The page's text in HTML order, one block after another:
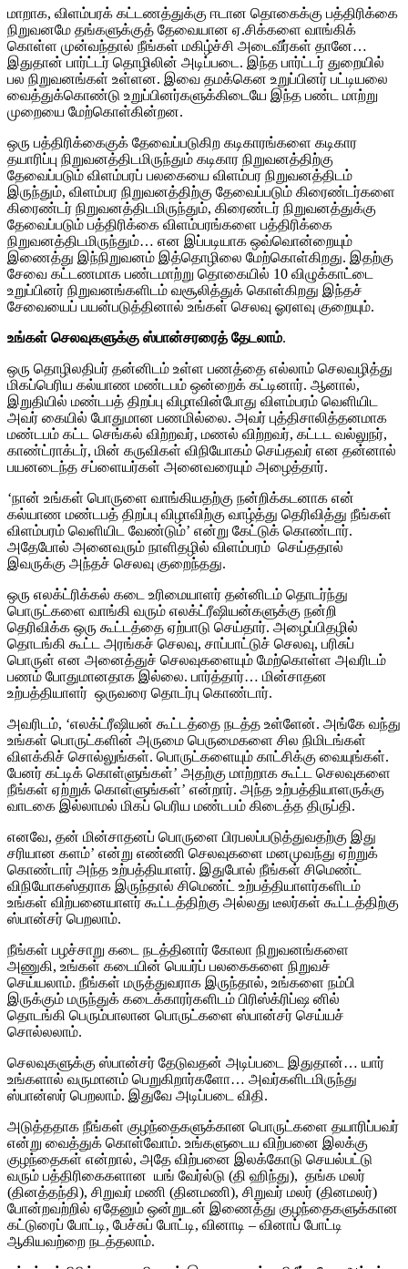
மாறாக, விளம்பரக் கட்டணத்துக்கு ஈடான தொகைக்கு பத்திரிக்கை
நிறுவனமே தங்களுக்குத் தேவையான ஏ.சிக்களை வாங்கிக்
கொள்ள முன்வந்தால் நீங்கள் மகிழ்ச்சி அடைவீர்கள் தானே…
இதுதான் பார்ட்டர் தொழிலின் அடிப்படை . இந்த பார்ட்டர் துறையில்
பல நிறுவனங்கள் உள்ளன. இவை தமக்கென உறுப்பினர் பட்டியலை
வைத்துக்கொண்டு உறுப்பினர்களுக்கிடையே இந்த பண்ட
மாற்று
முறையை மேற்கொள்கின்றன.
ஒரு பத்திரிக்கைகுக் தேவைப்படுகிற கடிகாரங்களை கடிகார
தயாரிப்பு நிறுவனத்திடமிருந்தும் கடிகார நிறுவனத்திற்கு
தேவைப்படும் விளம்பரப் பலகையை விளம்பர நிறுவனத்திடம்
இருந்தும், விளம்பர நிறுவனத்திற்கு தேவைப்படும் கிரைண்டர்களை
கிரைண்டர் நிறுவனத்திடமிருந்தும், கிரைண்டர் நிறுவனத்துக்கு
தேவைப்படும் பத்திரிக்கை விளம்பரங்களை பத்திரிக்கை
நிறுவனத்திடமிருந்தும்… என இப்படியாக ஒவ்வொன்றையும்
இணைத்து இந்நிறுவனம் இத்தொழிலை மேற்கொள்கிறது. இதற்கு
சேவை கட்டணமாக பண்டமாற்று தொகையில் 10 விழுக்காட்டை
உறுப்பினர் நிறுவனங்களிடம் வசூலித்துக் கொள்கிறது இந்தச்
சேவையைப் பயன்படுத்தினால் உங்கள் செலவு ஓரளவு குறையும்.
உங்கள் செலவுகளுக்கு ஸ்பான்சரரைத் தேடலாம்.
ஒரு தொழிலதிபர் தன்னிடம் உள்ள பணத்தை எல்லாம் செலவழித்து
மிகப்பெரிய கல்யாண மண்டபம் ஒன்றைக் கட்டினார். ஆனால்,
இறுதியில் மண்டபத் திறப்பு விழாவின்போது விளம்பரம் வெளியிட
அவர் கையில் போதுமான பணமில்லை. அவர் புத்திசாலித்தனமாக
மண்டபம் கட்ட செங்கல் விற்றவர், மணல் விற்றவர், கட்டட வல்லுநர்,
காண்ட்ராக்டர், மின் கருவிகள் விநியோகம் செய்தவர் என தன்னால்
பயனடைந்த சப்ளையர்கள் அனைவரையும் அழைத்தார்.
‘நான் உங்கள் பொருளை வாங்கியதற்கு நன்றிக்கடனாக என்
கல்யாண மண்டபத் திறப்பு விழாவிற்கு வாழ்த்து தெரிவித்து நீங்கள்
விளம்பரம் வெளியிட வேண்டும்’ என்று கேட்டுக் கொண்டார்.
அதேபோல் அனைவரும் நாளிதழில் விளம்பரம் செய்ததால்
இவருக்கு அந்தச் செலவு குறைந்தது.
ஒரு எலக்ட்ரிக்கல் கடை உரிமையாளர் தன்னிடம் தொடர்ந்து
பொருட்களை வாங்கி வரும் எலக்ட்ரீஷியன்களுக்கு நன்றி
தெரிவிக்க ஒரு கூட்டத்தை ஏற்பாடு செய்தார். அழைப்பிதழில்
தொடங்கி கூட்ட அரங்கச் செலவு, சாப்பாட்டுச் செலவு, பரிசுப்
பொருள் என அனைத்துச் செலவுகளையும் மேற்கொள்ள அவரிடம்
பணம் போதுமானதாக இல்லை. பார்த்தார்… மின்சாதன
உற்பத்தியாளர் ஒருவரை தொடர்பு கொண்டார்.
அவரிடம், ‘எலக்ட்ரீஷியன் கூட்டத்தை நடத்த உள்ளேன். அங்கே வந்து
உங்கள் பொருட்களின் அருமை பெருமைகளை சில நிமிடங்கள்
விளக்கிச் சொல்லுங்கள். பொருட்களையும் காட்சிக்கு வையுங்கள்.
பேனர் கட்டிக் கொள்ளுங்கள்’ அதற்கு மாற்றாக கூட்ட
செலவுகளை
நீங்கள் ஏற்றுக் கொள்ளுங்கள்’ என்றார். அந்த உற்பத்தியாளருக்கு
வாடகை இல்லாமல் மிகப் பெரிய மண்டபம் கிடைத்த திருப்தி.
எனவே, தன் மின்சாதனப் பொருளை பிரபலப்படுத்துவதற்கு இது
சரியான களம்’ என்று எண்ணி செலவுகளை மனமுவந்து ஏற்றுக்
கொண்டார் அந்த உற்பத்தியாளர். இதுபோல் நீங்கள் சிமெண்ட்
விநியோகஸ்தராக இருந்தால் சிமெண்ட் உற்பத்தியாளர்களிடம்
உங்கள் விற்பனையாளர் கூட்டத்திற்கு அல்லது டீலர்கள் கூட்டத்திற்கு
ஸ்பான்சர் பெறலாம்.
நீங்கள் பழச்சாறு கடை நடத்தினார் கோலா நிறுவனங்களை
அணுகி, உங்கள் கடையின் பெயர்ப் பலகைகளை நிறுவச்
செய்யலாம். நீங்கள் மருத்துவராக இருந்தால், உங்களை நம்பி
இருக்கும் மருந்துக் கடைக்காரர்களிடம் பிரிஸ்க்ரிப்ஷ னில்
தொடங்கி பெரும்பாலான பொருட்களை ஸ்பான்சர் செய்யச்
சொல்லலாம்.
செலவுகளுக்கு ஸ்பான்சர் தேடுவதன் அடிப்படை இதுதான்… யார்
உங்களால் வருமானம் பெறுகிறார்களோ… அவர்களிடமிருந்து
ஸ்பான்ஸர் பெறலாம். இதுவே அடிப்படை விதி.
அடுத்ததாக நீங்கள் குழந்தைகளுக்கான பொருட்களை தயாரிப்பவர்
என்று வைத்துக் கொள்வோம். உங்களுடைய விற்பனை இலக்கு
குழந்தைகள் என்றால், அதே விற்பனை இலக்கோடு செயல்பட்டு
வரும் பத்திரிகைகளான யங் வேர்ல்டு (தி ஹிந்து), தங்க மலர்
(தினத்தந்தி), சிறுவர் மணி (தினமணி), சிறுவர் மலர் (தினமலர்)
போன்றவற்றில் ஏதேனும் ஒன்றுடன் இணைத்து குழந்தைகளுக்கான
கட்டுரைப் போட்டி, பேச்சுப் போட்டி, வினாடி – வினாப் போட்டி
ஆகியவற்றை நடத்தலாம்.